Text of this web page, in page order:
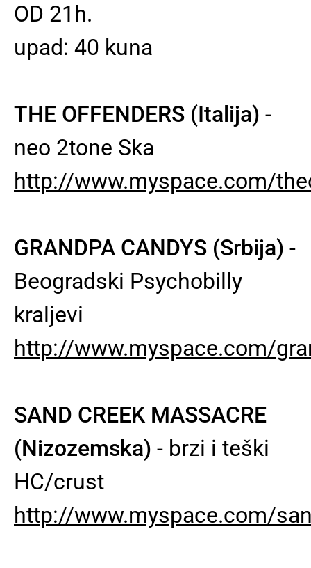
OD 21h.
upad: 40 kuna
THE OFFENDERS (Italija) -
neo 2tone Ska
http://www.myspace.com/
GRANDPA CANDYS (Srbija) -
Beogradski Psychobilly
kraljevi
http://www.myspace.com/
SAND CREEK MASSACRE
(Nizozemska) - brzi i teški
HC/crust
http://www.myspace.com/